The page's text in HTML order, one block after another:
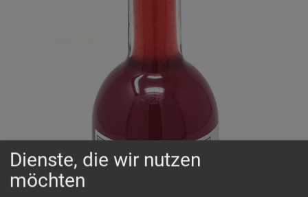
Dienste, die wir nutzen
möchten